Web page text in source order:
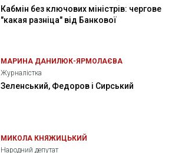
Кабмін без ключових міністрів: чергове
"какая разніца" від Банкової
МАРИНА ДАНИЛЮК-ЯРМОЛАЄВА
Журналістка
Зеленський, Федоров і Сирський
МИКОЛА КНЯЖИЦЬКИЙ
Народний депутат